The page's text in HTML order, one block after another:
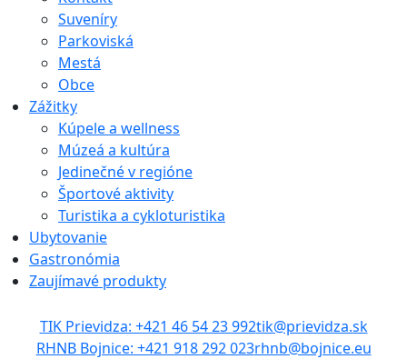
Suveníry
Parkoviská
Mestá
Obce
Zážitky
Kúpele a wellness
Múzeá a kultúra
Jedinečné v regióne
Športové aktivity
Turistika a cykloturistika
Ubytovanie
Gastronómia
Zaujímavé produkty
TIK Prievidza: +421 46 54 23 992tik@prievidza.sk
RHNB Bojnice: +421 918 292 023rhnb@bojnice.eu